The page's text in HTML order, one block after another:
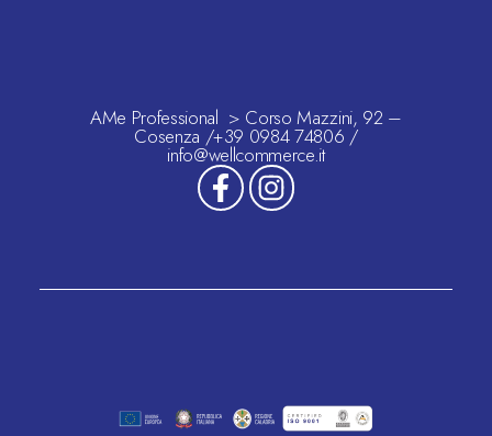
AMe Professional > Corso Mazzini, 92 –
Cosenza /+39 0984 74806 /
info@wellcommerce.it